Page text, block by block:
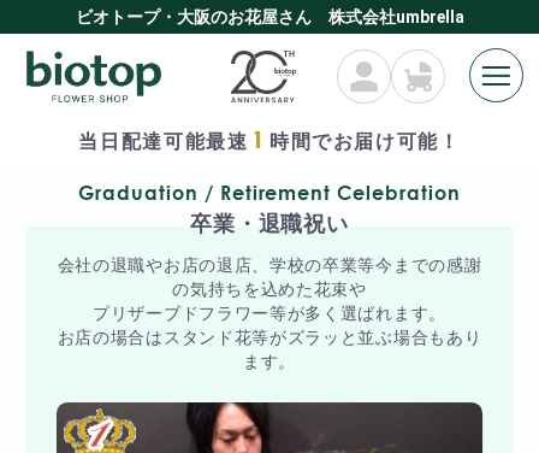
ビオトープ・大阪のお花屋さん 株式会社umbrella
当日配達可能最速 1 時間でお届け可能！
Graduation / Retirement Celebration
卒業・退職祝い
会社の退職やお店の退店、学校の卒業等今までの感謝
の気持ちを込めた花束や
プリザーブドフラワー等が多く選ばれます。
お店の場合はスタンド花等がズラッと並ぶ場合もあり
ます。